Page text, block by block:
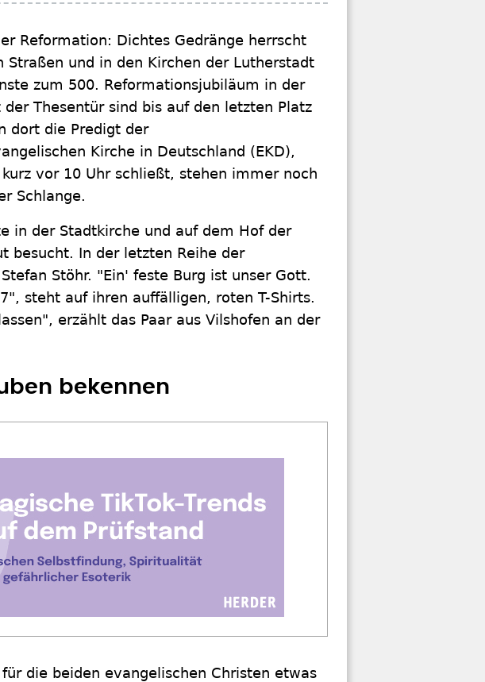
Reformation: Dichtes Gedränge herrscht
und in den Kirchen der Lutherstadt
zum 500. Reformationsjubiläum in der
Thesentür sind bis auf den letzten Platz
dort die Predigt der
Kirche in Deutschland (EKD),
vor 10 Uhr schließt, stehen immer noch
Schlange.
in der Stadtkirche und auf dem Hof der
besucht. In der letzten Reihe der
Stöhr. "Ein' feste Burg ist unser Gott.
steht auf ihren auffälligen, roten T-Shirts.
erzählt das Paar aus Vilshofen an der
bekennen
die beiden evangelischen Christen etwas